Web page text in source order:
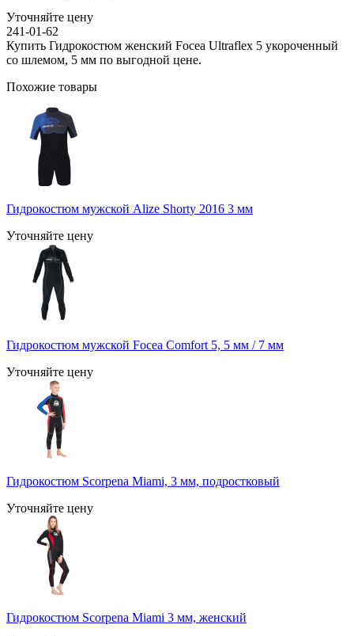
Уточняйте цену
241-01-62
Купить Гидрокостюм женский Focea Ultraflex 5 укороченный
со шлемом, 5 мм по выгодной цене.
Похожие товары
Гидрокостюм мужской Alize Shorty 2016 3 мм
Уточняйте цену
Гидрокостюм мужской Focea Comfort 5, 5 мм / 7 мм
Уточняйте цену
Гидрокостюм Scorpena Miami, 3 мм, подростковый
Уточняйте цену
Гидрокостюм Scorpena Miami 3 мм, женский